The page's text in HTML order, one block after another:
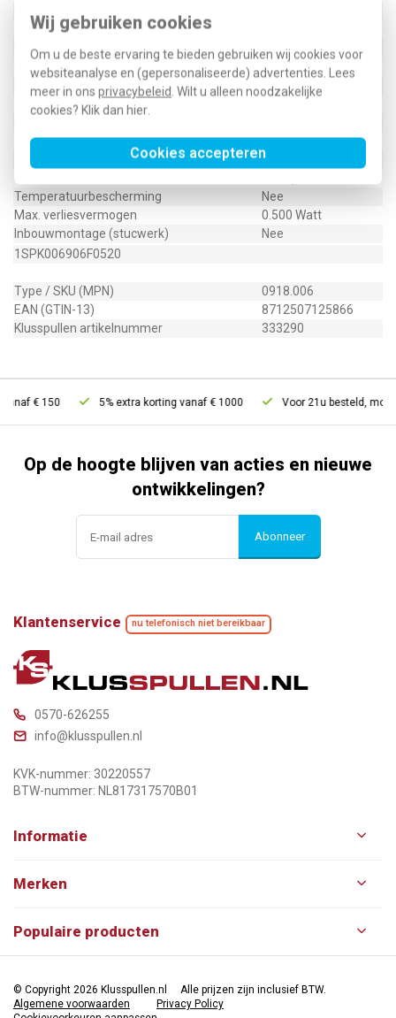
Wij gebruiken cookies
Om u de beste ervaring te bieden gebruiken wij cookies voor
websiteanalyse en (gepersonaliseerde) advertenties. Lees
meer in ons privacybeleid. Wilt u alleen noodzakelijke
cookies? Klik dan hier.
Cookies accepteren
Max. uitgangsstroom
Lengte
110 Millimeter
Max. uitgangsvermogen
8 Watt
Breedte in module-eenheden
Opbouw (stucwerk)
Primaire spanning
230 Volt
Secundaire spanning 1
8 Volt
Temperatuurbescherming
Nee
Max. verliesvermogen
0.500 Watt
Inbouwmontage (stucwerk)
Nee
1SPK006906F0520
Type / SKU (MPN)
0918.006
EAN (GTIN-13)
8712507125866
Klusspullen artikelnummer
333290
€ 150 5% extra korting vanaf € 1000 Voor 21u besteld,
Op de hoogte blijven van acties en nieuwe
ontwikkelingen?
Abonneer
Klantenservice nu telefonisch niet bereikbaar
0570-626255
info@klusspullen.nl
KVK-nummer: 30220557
BTW-nummer: NL817317570B01
Informatie
Merken
Populaire producten
© Copyright 2026 Klusspullen.nl
Alle prijzen zijn inclusief BTW.
Algemene voorwaarden
Privacy Policy